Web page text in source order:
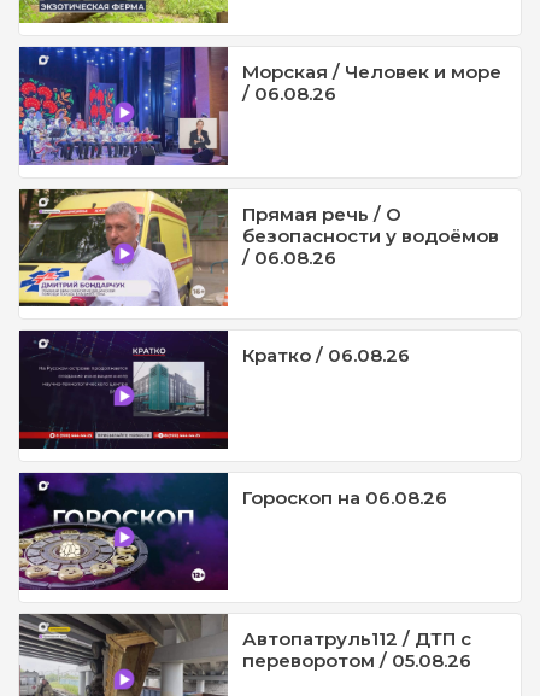
Морская / Человек и море
/ 06.08.26
Прямая речь / О
безопасности у водоёмов
/ 06.08.26
Кратко / 06.08.26
Гороскоп на 06.08.26
Автопатруль112 / ДТП с
переворотом / 05.08.26